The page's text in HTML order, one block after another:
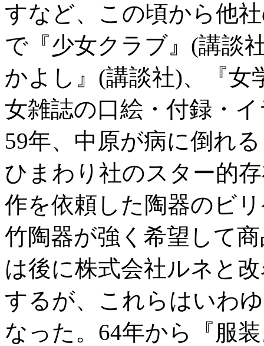
すなど、この頃から他
で『少女クラブ』(講談
かよし』(講談社)、『女
女雑誌の口絵・付録・
59年、中原が病に倒れ
ひまわり社のスター的
作を依頼した陶器のビ
竹陶器が強く希望して
は後に株式会社ルネと
するが、これらはいわ
なった。64年から『服